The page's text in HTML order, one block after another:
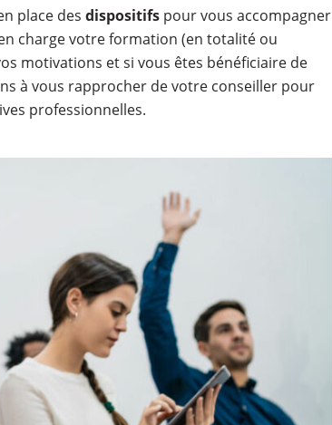
place des dispositifspour vous accompagner
charge votre formation (en totalité ou
motivations et si vous êtes bénéficiaire de
à vous rapprocher de votre conseiller pour
professionnelles.